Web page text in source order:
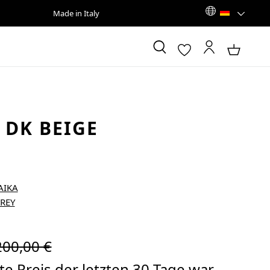
Made in Italy
BEIGE
Preis:
€